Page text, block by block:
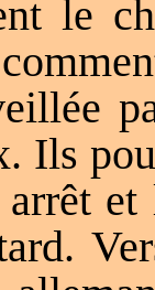
le
Ils
arrêt